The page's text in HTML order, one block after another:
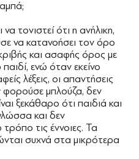
τονιστεί ότι η ανήλικη,
να κατανοήσει τον όρο
και ασαφής όρος με
ενώ όταν εκείνο
λέξεις, οι απαντήσεις
φορούσε μπλούζα, δεν
ξεκάθαρο ότι παιδιά και
και δεν
τις έννοιες. Τα
συχνά στα μικρότερα